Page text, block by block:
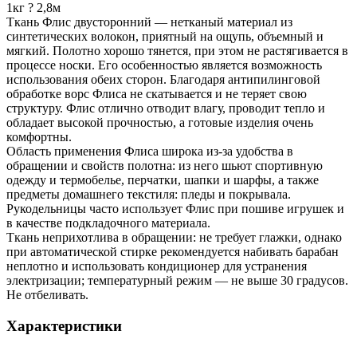
1кг ? 2,8м
Ткань Флис двусторонний — нетканый материал из
синтетических волокон, приятный на ощупь, объемный и
мягкий. Полотно хорошо тянется, при этом не растягивается в
процессе носки. Его особенностью является возможность
использования обеих сторон. Благодаря антипилинговой
обработке ворс Флиса не скатывается и не теряет свою
структуру. Флис отлично отводит влагу, проводит тепло и
обладает высокой прочностью, а готовые изделия очень
комфортны.
Область применения Флиса широка из-за удобства в
обращении и свойств полотна: из него шьют спортивную
одежду и термобелье, перчатки, шапки и шарфы, а также
предметы домашнего текстиля: пледы и покрывала.
Рукодельницы часто использует Флис при пошиве игрушек и
в качестве подкладочного материала.
Ткань неприхотлива в обращении: не требует глажки, однако
при автоматической стирке рекомендуется набивать барабан
неплотно и использовать кондиционер для устранения
электризации; температурный режим — не выше 30 градусов.
Не отбеливать.
Характеристики